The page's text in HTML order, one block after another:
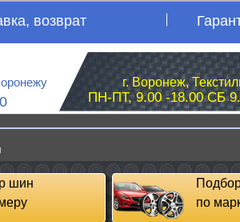
возврат
г. Воронеж,
ПН-ПТ, 9.00 -18.00 СБ
шин
по